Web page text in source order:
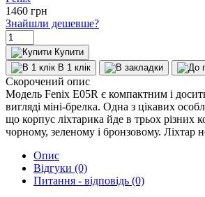
1460 грн
Знайшли дешевше?
Купити
В 1 клік
Скорочений опис
Модель Fenix E05R є компактним і
вигляді міні-брелка. Одна з цікавих
що корпус ліхтарика йде в трьох різних
чорному, зеленому і бронзовому. Ліхтар
Опис
Відгуки (0)
Питання - відповідь (0)